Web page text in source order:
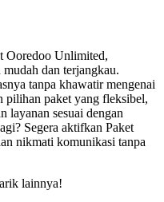
Ooredoo Unlimited,
dan terjangkau.
tanpa khawatir mengenai
pilihan paket yang fleksibel,
layanan sesuai dengan
Segera aktifkan Paket
nikmati komunikasi tanpa
lainnya!